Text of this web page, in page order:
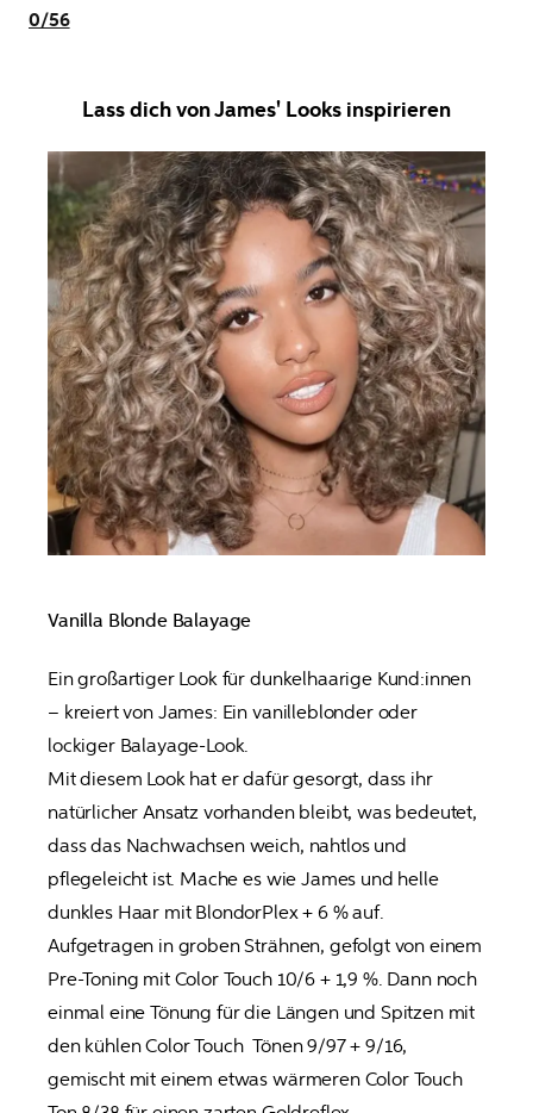
0/56
Lass dich von James' Looks inspirieren
Vanilla Blonde Balayage
Ein großartiger Look für dunkelhaarige Kund:innen
– kreiert von James: Ein vanilleblonder oder
lockiger Balayage-Look.
Mit diesem Look hat er dafür gesorgt, dass ihr
natürlicher Ansatz vorhanden bleibt, was bedeutet,
dass das Nachwachsen weich, nahtlos und
pflegeleicht ist. Mache es wie James und helle
dunkles Haar mit BlondorPlex + 6 % auf.
Aufgetragen in groben Strähnen, gefolgt von einem
Pre-Toning mit Color Touch 10/6 + 1,9 %. Dann noch
einmal eine Tönung für die Längen und Spitzen mit
den kühlen Color Touch  Tönen 9/97 + 9/16,
gemischt mit einem etwas wärmeren Color Touch